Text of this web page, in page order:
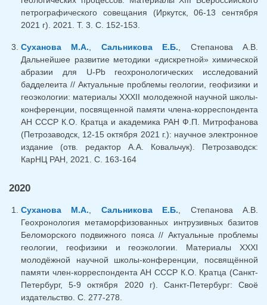
петрографического совещания (Иркутск, 06-13 сентября
2021 г). 2021. Т. 3. С. 152-153.
Суханова М.А. Сальникова Е.Б. , Степанова А.В.
Дальнейшее развитие методики «дискретной» химической
абразии для U-Pb геохронологических исследований
бадделеита // Актуальные проблемы геологии, геофизики и
геоэкологии: материалы XXXII молодежной научной школы-
конференции, посвященной памяти члена-корреспондента
АН СССР К.О. Кратца и академика РАН Ф.П. Митрофанова
(Петрозаводск, 12-15 октября 2021 г.): научное электронное
издание (отв. редактор А.А. Ковальчук). Петрозаводск:
КарНЦ РАН, 2021. С. 163-164
2020
Суханова М.А., Сальникова Е.Б., Степанова А.В.
Геохронология метаморфизованных интрузивных базитов
Беломорского подвижного пояса // Актуальные проблемы
геологии, геофизики и геоэкологии. Материалы XXXI
молодёжной научной школы-конференции, посвящённой
памяти член-корреспондента АН СССР К.О. Кратца (Санкт-
Петербург, 5-9 октября 2020 г). Санкт-Петербург: Своё
издательство. С. 277-278.